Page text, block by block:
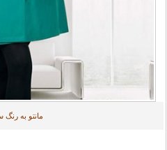
مانتو به رنگ